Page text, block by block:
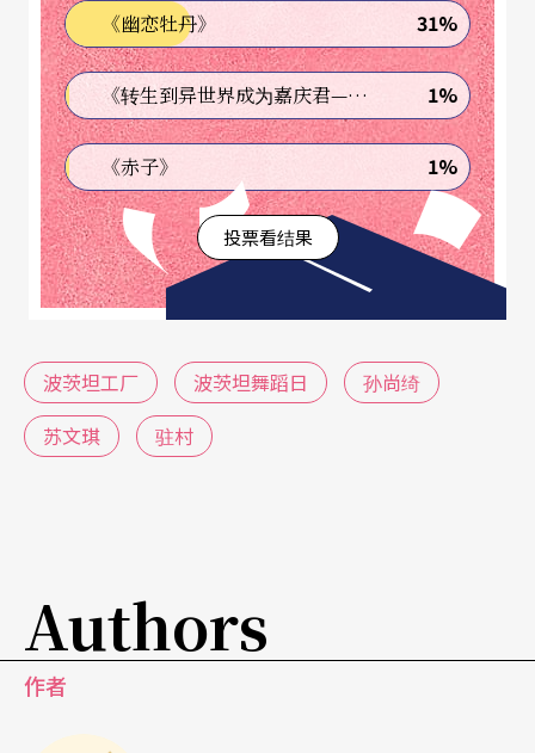
次则是受邀为「波茨坦舞蹈日」开幕作。这出现代
舞史上很重要的经典之作，以荒谬剧作家贝克特作
品为灵感，搭配舒伯特的音乐，让扭曲丑怪的的人
体姿态在舞台上探讨人在社会里共存的空虚与不
安。玛姬．玛汉是法国当代舞坛的先驱，May B开
创了全新的舞动丑怪美学，为一九八○年代的欧洲
舞蹈开创了新的路线。主办单位把这个经典作品当
做舞蹈节开场，希望让观众自己评断，这样一出舞
蹈史上留名的作品，是否在新世纪还有撞击视觉的
力道？还是单纯只是宛如舞蹈史书在眼前立体上
演，变成3D版的历史回顾？玛姬．玛汉创作不懈，
来自英国柏明罕的舞团「史丹的咖啡馆」（Stan’s
Café）则是带来《康丝坦丝．布朗的清洁》
ansing of Constance Brown
《幽恋牡丹》 31%
《转生到异世界成为嘉庆君—发现我的祖先是诈骗集团!?》 1%
《赤子》 1%
投票看结果
波茨坦工厂 波茨坦舞蹈日
孙尚绮
苏文琪
驻村
Authors
作者